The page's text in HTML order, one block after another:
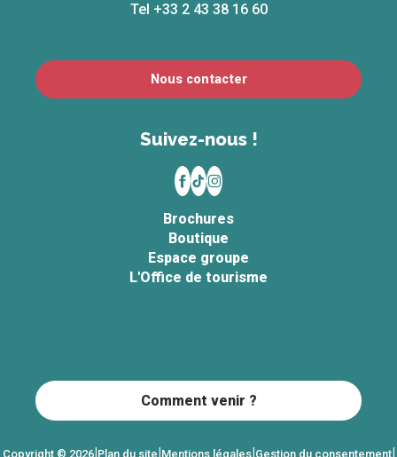
Tel +33 2 43 38 16 60
Nous contacter
Suivez-nous !
Brochures
Boutique
Espace groupe
L'Office de tourisme
Copyright © 2026| Plan du site Mentions légales| Gestion du consentement|
Comment venir ?